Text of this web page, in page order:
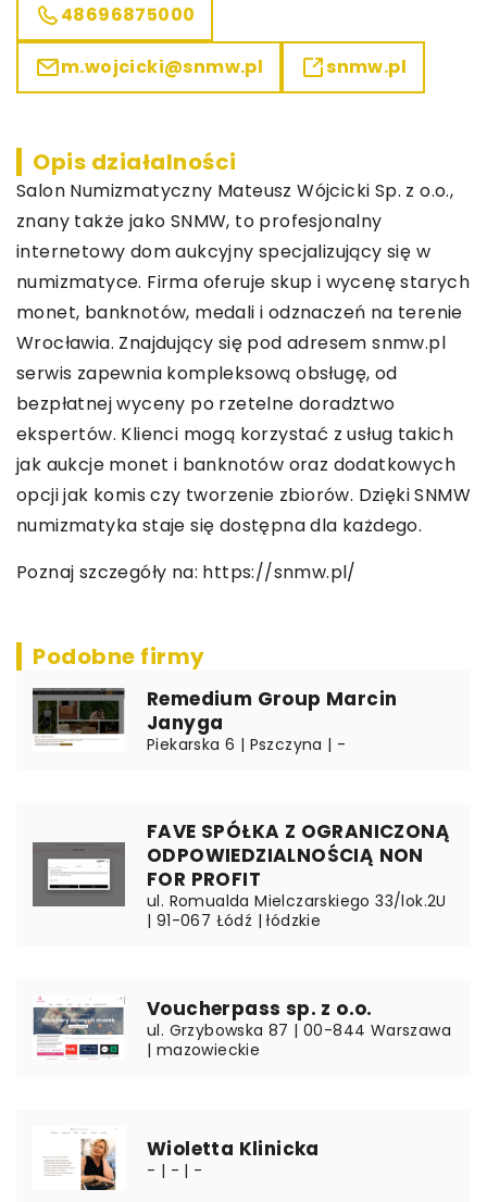
48696875000
m.wojcicki@snmw.pl snmw.pl
Opis działalności
Salon Numizmatyczny Mateusz Wójcicki Sp. z o.o.,
znany także jako SNMW, to profesjonalny
internetowy dom aukcyjny specjalizujący się w
numizmatyce. Firma oferuje skup i wycenę starych
monet, banknotów, medali i odznaczeń na terenie
Wrocławia. Znajdujący się pod adresem snmw.pl
serwis zapewnia kompleksową obsługę, od
bezpłatnej wyceny po rzetelne doradztwo
ekspertów. Klienci mogą korzystać z usług takich
jak aukcje monet i banknotów oraz dodatkowych
opcji jak komis czy tworzenie zbiorów. Dzięki SNMW
numizmatyka staje się dostępna dla każdego.
Poznaj szczegóły na: https://snmw.pl/
Podobne firmy
Remedium Group Marcin
Janyga
Piekarska 6 | Pszczyna | -
FAVE SPÓŁKA Z OGRANICZONĄ
ODPOWIEDZIALNOŚCIĄ NON
FOR PROFIT
ul. Romualda Mielczarskiego 33/lok.2U
| 91-067 Łódź | łódzkie
Voucherpass sp. z o.o.
ul. Grzybowska 87 | 00-844 Warszawa
| mazowieckie
Wioletta Klinicka
- | - | -